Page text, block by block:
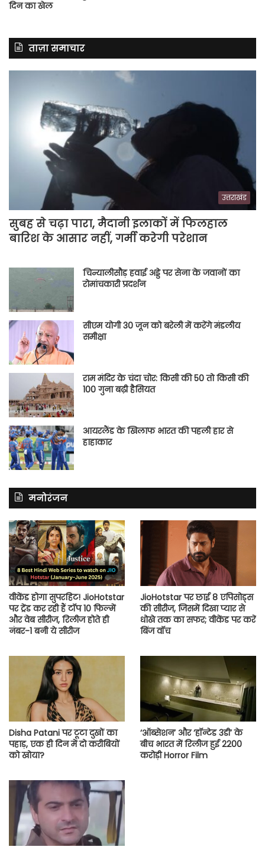
दिन का खेल
ताज़ा समाचार
उत्तराखंड
सुबह से चढ़ा पारा, मैदानी इलाकों में फिलहाल
बारिश के आसार नहीं, गर्मी करेगी परेशान
चिन्यालीसौड़ हवाई अड्डे पर सेना के जवानों का
रोमांचकारी प्रदर्शन
सीएम योगी 30 जून को बरेली में करेंगे मंडलीय
समीक्षा
राम मंदिर के चंदा चोर: किसी की 50 तो किसी की
100 गुना बढ़ी हैसियत
आयरलैंड के खिलाफ भारत की पहली हार से
हाहाकार
मनोरंजन
वीकेंड होगा सुपरहिट! JioHotstar
पर ट्रेंड कर रही हैं टॉप 10 फिल्में
और वेब सीरीज, रिलीज होते ही
नंबर-1 बनी ये सीरीज
JioHotstar पर छाई 8 एपिसोड्स
की सीरीज, जिसमें दिखा प्यार से
धोखे तक का सफर; वीकेंड पर करें
बिंज वॉच
Disha Patani पर टूटा दुखों का
पहाड़, एक ही दिन में दो करीबियों
को खोया?
‘ऑब्सेशन’ और ‘हॉन्टेड 3डी’ के
बीच भारत में रिलीज हुई 2200
करोड़ी Horror Film